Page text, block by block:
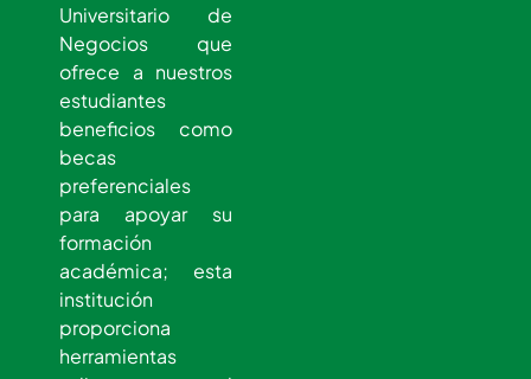
Universitario de
Negocios que
ofrece a nuestros
estudiantes
beneficios como
becas
preferenciales
para apoyar su
formación
académica; esta
institución
proporciona
herramientas